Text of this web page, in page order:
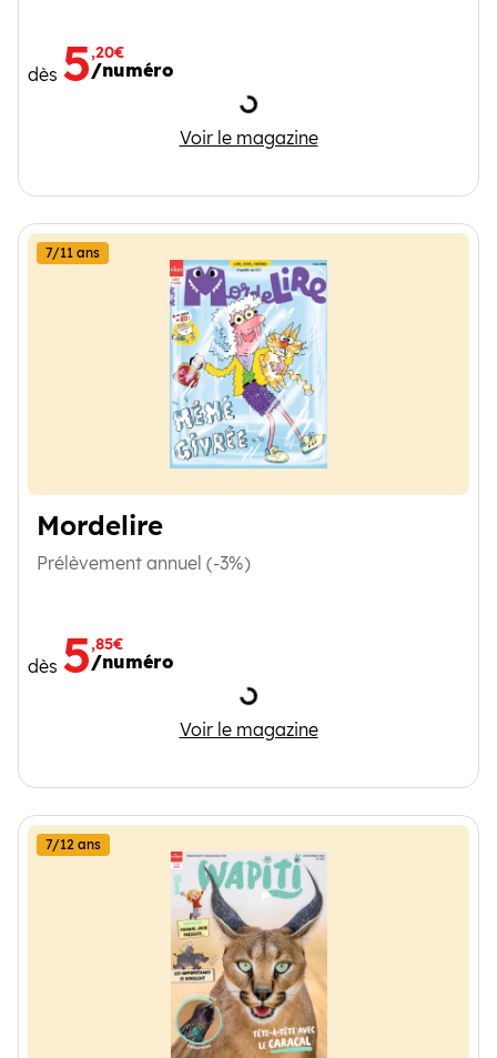
dès 5,20€
/numéro
Chargement
Voir le magazine
So Foot Club
Mordelire
7/11 ans
Prélèvement annuel (-3%)
dès 5,85€
/numéro
Chargement
Voir le magazine
Mordelire
7/12 ans